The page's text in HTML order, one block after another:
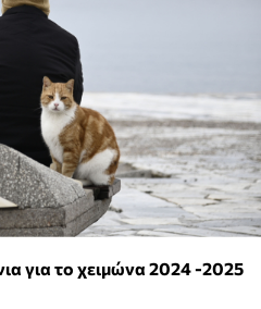
για το χειμώνα 2024 -2025